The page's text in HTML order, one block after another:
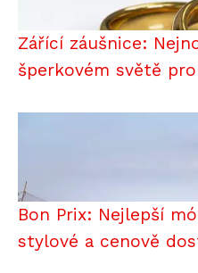
Zářící záušnice:
šperkovém světě
Bon Prix: Nejlepší
stylové a cenově